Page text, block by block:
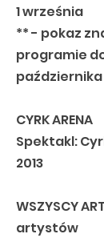
1 września
** - pokaz
programie
października
CYRK ARENA
Spektakl:
2013
WSZYSCY
artystów